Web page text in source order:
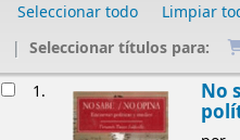
Seleccionar todo
Limpiar
Seleccionar títulos para:
1. No